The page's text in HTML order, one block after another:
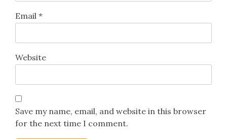
Email *
Website
Save my name, email, and website in this browser
for the next time I comment.